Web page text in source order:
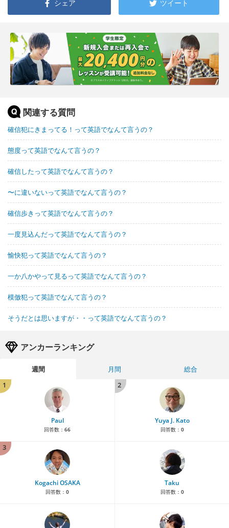
シェア ツイート
関連する質問
確信犯にきまってる！って英語でなんて言うの？
態度って英語でなんて言うの？
確信したって英語でなんて言うの？
〜に違いないって英語でなんて言うの？
確信歩きって英語でなんて言うの？
一度見込んだって英語でなんて言うの？
愉快犯って英語でなんて言うの？
一か八かやって見るって英語でなんて言うの？
模倣犯って英語でなんて言うの？
そうだとは思いますが・・って英語でなんて言うの？
アンカーランキング
週間 月間
総合
1
Paul
回答数： 66
2
Yuya J. Kato
回答数： 0
3
Kogachi OSAKA
回答数： 0
Taku
回答数： 0